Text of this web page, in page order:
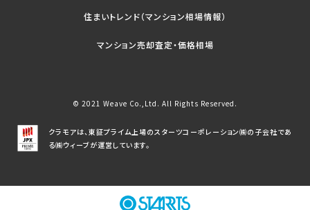
住まいトレンド（マンション相場情報）
マンション売却査定・価格相場
© 2021 Weave Co.,Ltd. All Rights Reserved.
クラモアは、東証プライム上場のスターツコーポレーション㈱の子会社であ
る㈱ウィーブが運営しています。